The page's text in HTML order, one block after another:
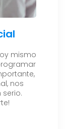
mismo
nos